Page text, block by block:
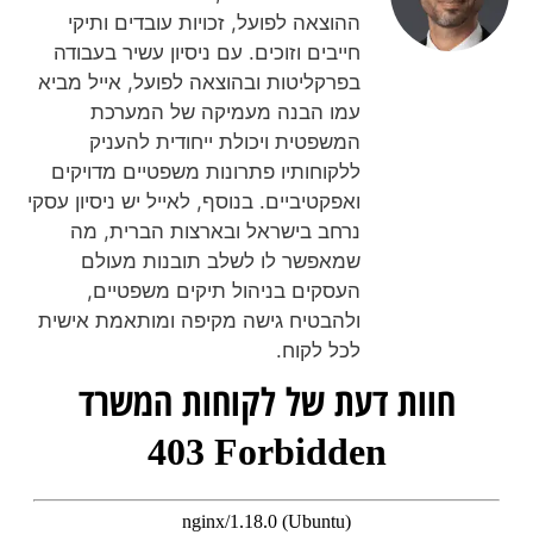
ההוצאה לפועל, זכויות עובדים ותיקי
חייבים וזוכים. עם ניסיון עשיר בעבודה
בפרקליטות ובהוצאה לפועל, אייל מביא
עמו הבנה מעמיקה של המערכת
המשפטית ויכולת ייחודית להעניק
ללקוחותיו פתרונות משפטיים מדויקים
ואפקטיביים. בנוסף, לאייל יש ניסיון עסקי
נרחב בישראל ובארצות הברית, מה
שמאפשר לו לשלב תובנות מעולם
העסקים בניהול תיקים משפטיים,
ולהבטיח גישה מקיפה ומותאמת אישית
לכל לקוח.
חוות דעת של לקוחות המשרד